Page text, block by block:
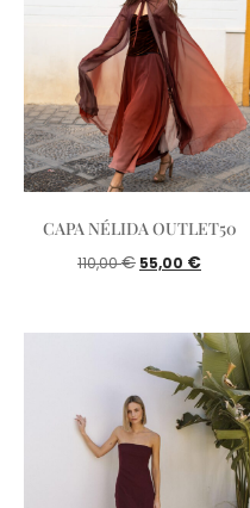
CAPA NÉLIDA OUTLET50
110,00€ 55,00 €